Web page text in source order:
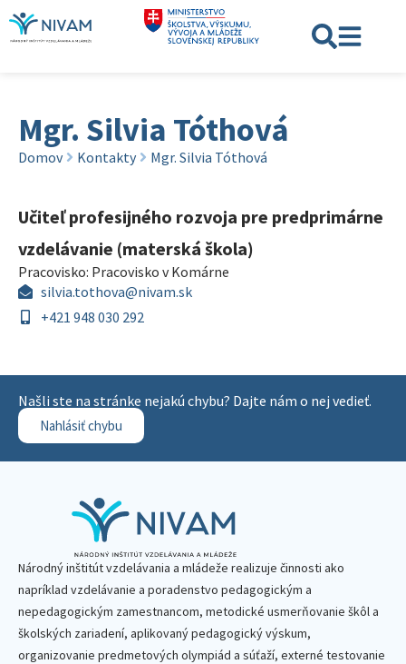
Mgr. Silvia Tóthová
Domov Kontakty Mgr. Silvia Tóthová
Učiteľ profesijného rozvoja pre predprimárne
vzdelávanie (materská škola)
Pracovisko: Pracovisko v Komárne
silvia.tothova@nivam.sk
+421 948 030 292
Našli ste na stránke nejakú chybu? Dajte nám o nej vedieť.
Nahlásiť chybu
Národný inštitút vzdelávania a mládeže realizuje činnosti ako
napríklad vzdelávanie a poradenstvo pedagogickým a
nepedagogickým zamestnancom, metodické usmerňovanie škôl a
školských zariadení, aplikovaný pedagogický výskum,
organizovanie predmetových olympiád a súťaží, externé testovanie